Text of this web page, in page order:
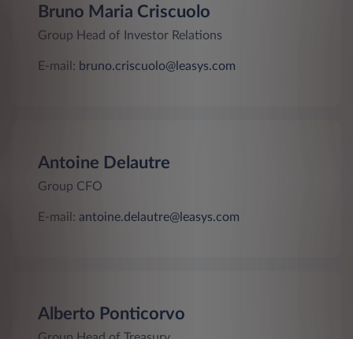
Bruno Maria Criscuolo
Group Head of Investor Relations
E-mail: bruno.criscuolo@leasys.com
Antoine Delautre
Group CFO
E-mail: antoine.delautre@leasys.com
Alberto Ponticorvo